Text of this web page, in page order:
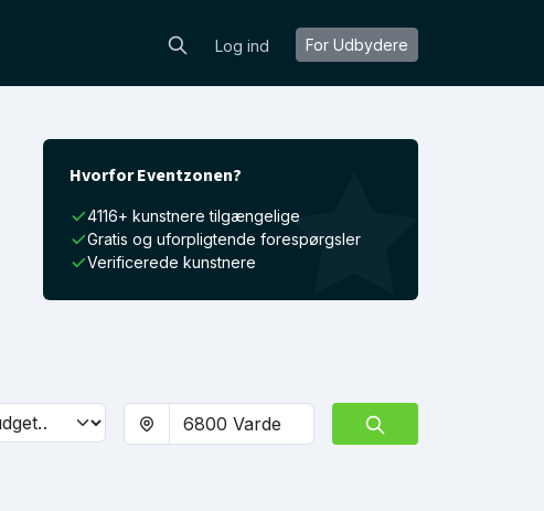
Log ind For Udbydere
Hvorfor Eventzonen?
4116+ kunstnere tilgængelige
Gratis og uforpligtende forespørgsler
Verificerede kunstnere